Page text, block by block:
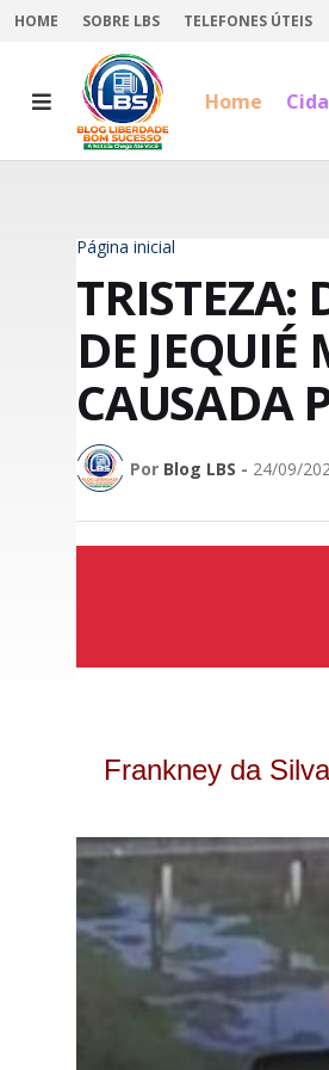
HOME SOBRE LBS TELEFONES ÚTEIS
Home
Página inicial
TRISTEZA:
DE JEQUIÉ
CAUSADA
Por Blog LBS - 24/09/
Frankney da